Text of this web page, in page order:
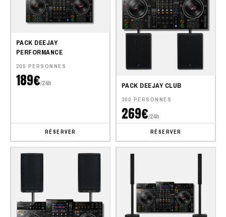
PACK DEEJAY
PERFORMANCE
200 PERSONNES
189€/24h
RÉSERVER
PACK DEEJAY CLUB
300 PERSONNES
269€/24h
RÉSERVER